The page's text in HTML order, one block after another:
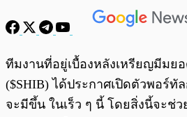
พร้อมเล่น
ทีมงานที่อยู่เบื้องหลังเหรียญมีมยอ
($SHIB) ได้ประกาศเปิดตัวพอร์ทั
จะมีขึ้น ในเร็ว ๆ นี้ โดยสิ่งนี้จะช่